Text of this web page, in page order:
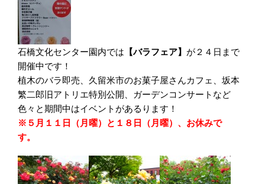
石橋文化センター園内では 【バラフェア】 が２４日まで
開催中です！
植木のバラ即売、久留米市のお菓子屋さんカフェ、坂本
繁二郎旧アトリエ特別公開、ガーデンコンサートなど
色々と期間中はイベントがあるります！
※５月１１日（月曜）と１８日（月曜）、お休みで
す。